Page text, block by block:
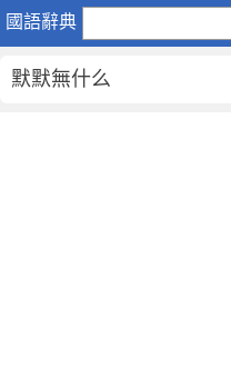
國語辭典
默
無
什
默默無什么